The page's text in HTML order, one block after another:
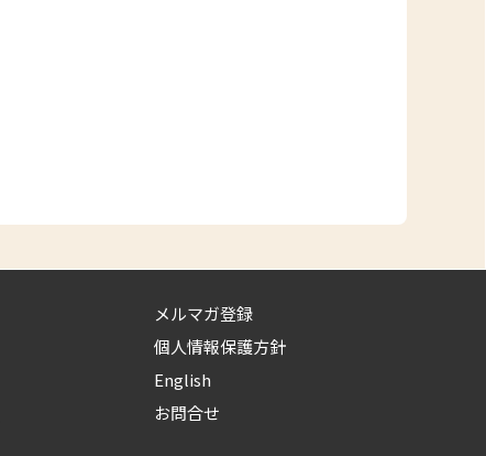
メルマガ登録
個人情報保護方針
English
お問合せ